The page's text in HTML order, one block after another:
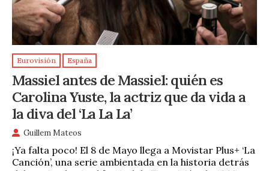
Eurovisión España
Massiel antes de Massiel: quién es
Carolina Yuste, la actriz que da vida a
la diva del ‘La La La’
Guillem Mateos
¡Ya falta poco! El 8 de Mayo llega a Movistar Plus+ ‘La
Canción’, una serie ambientada en la historia detrás